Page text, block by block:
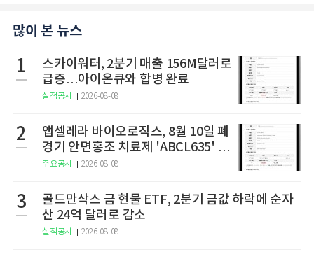
많이 본 뉴스
1
스카이워터, 2분기 매출 156M달러로
급증…아이온큐와 합병 완료
실적공시 2026-08-08
2
앱셀레라 바이오로직스, 8월 10일 폐
경기 안면홍조 치료제 'ABCL635' 임
상 2상 결과 발표
주요공시 2026-08-08
3
골드만삭스 금 현물 ETF, 2분기 금값 하락에 순자
산 24억 달러로 감소
실적공시 2026-08-08